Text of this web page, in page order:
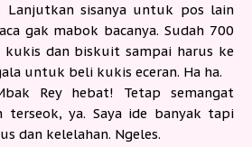
Lanjutkan sisanya untuk pos lain
gak mabok bacanya. Sudah 700
kukis dan biskuit sampai harus ke
untuk beli kukis eceran. Ha ha.
Rey hebat! Tetap semangat
terseok, ya. Saya ide banyak tapi
dan kelelahan. Ngeles.